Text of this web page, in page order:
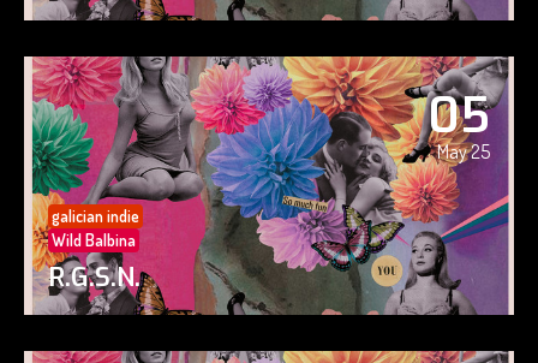
05
May 25
galician indie
Wild Balbina
R.G.S.N.